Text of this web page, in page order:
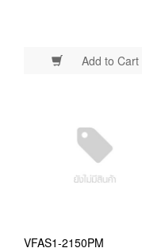
Add to Cart
VFAS1-2150PM